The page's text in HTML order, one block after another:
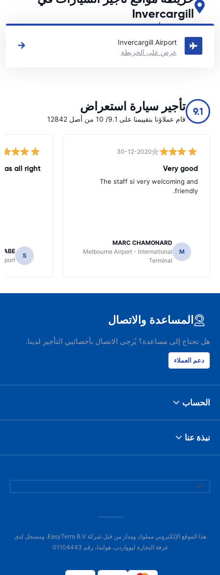
Invercargill
اطلع على مواقع تأجير السيارات الرئيسية لدينا في Invercargill
Invercargill Airport
عرض على الخريطة
9.1 تأجير سيارة استعراض
قام عملاؤنا بتقييمنا على 9.1/ 10 من أصل 12842
30-12-2020
Very good
The staff si very welcoming and
friendly.
M
MARC CHAMONARD
Melbourne Airport - International
Terminal
all right
S
المساعدة والاتصال
هل تحتاج إلى مساعدة؟ يُرجى الاتصال بأخصائيي التأجير لدينا.
دعم العملاء
الحساب
نبذة عنا
هذا الموقع الإلكتروني مملوك ومدار من قبل شركة EasyTerra B.V. ومسجل لدى
غرفة التجارة ليوواردن، هولندا، رقم 01104443